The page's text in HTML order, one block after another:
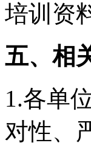
培训资
五、相
1.各单
对性、